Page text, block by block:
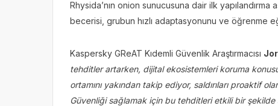
Rhysida’nın onion sunucusuna dair ilk yapılandırma
becerisi, grubun hızlı adaptasyonunu ve öğrenme
Kaspersky GReAT Kıdemli Güvenlik Araştırmacısı
tehditler artarken, dijital ekosistemleri koruma
ortamını yakından takip ediyor, saldırıları proaktif
Güvenliği sağlamak için bu tehditleri etkili bir